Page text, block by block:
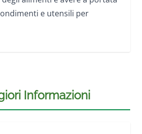
e utensili per
Informazioni